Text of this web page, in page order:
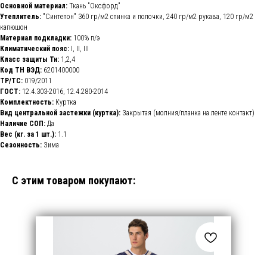
Основной материал: Ткань "Оксфорд"
Утеплитель: "Синтепон" 360 гр/м2 спинка и полочки, 240 гр/м2 рукава, 120 гр/м2
капюшон
Материал подкладки: 100% п/э
Климатический пояс: I, II, III
Класс защиты Тн: 1,2,4
Код ТН ВЭД: 6201400000
ТР/ТС: 019/2011
ГОСТ: 12.4.303-2016, 12.4.280-2014
Комплектность: Куртка
Вид центральной застежки (куртка): Закрытая (молния/планка на ленте контакт)
Наличие СОП: Да
Вес (кг. за 1 шт.): 1.1
Сезонность: Зима
С этим товаром покупают: